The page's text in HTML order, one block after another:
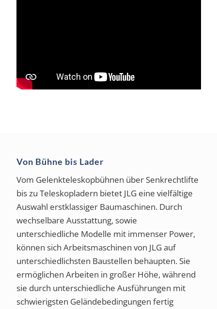
Von Bühne bis Lader
Vom Gelenkteleskopbühnen über Senkrechtlifte
bis zu Teleskopladern bietet JLG eine vielfältige
Auswahl erstklassiger Baumaschinen. Durch
wechselbare Ausstattung, sowie
unterschiedliche Modelle mit immenser Power,
können sich Arbeitsmaschinen von JLG auf
unterschiedlichsten Baustellen behaupten. Sie
ermöglichen Arbeiten in großer Höhe, während
sie durch unterschiedliche Ausführungen mit
schwierigsten Geländebedingungen fertig